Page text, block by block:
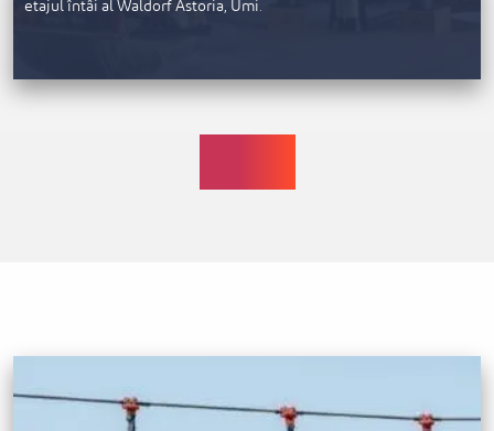
etajul întâi al Waldorf Astoria, Umi.